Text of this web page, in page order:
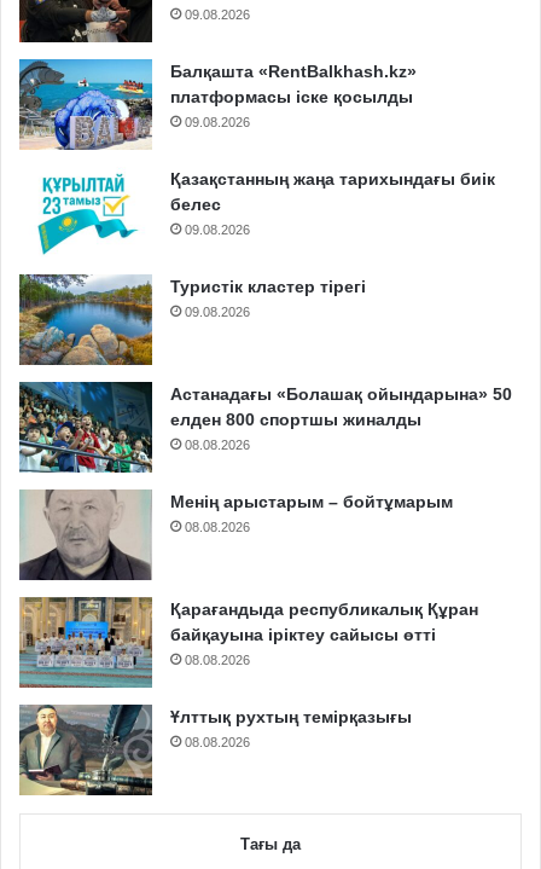
09.08.2026
Балқашта «RentBalkhash.kz»
платформасы іске қосылды
09.08.2026
Қазақстанның жаңа тарихындағы биік
белес
09.08.2026
Туристік кластер тірегі
09.08.2026
Астанадағы «Болашақ ойындарына» 50
елден 800 спортшы жиналды
08.08.2026
Менің арыстарым – бойтұмарым
08.08.2026
Қарағандыда республикалық Құран
байқауына іріктеу сайысы өтті
08.08.2026
Ұлттық рухтың темірқазығы
08.08.2026
Тағы да